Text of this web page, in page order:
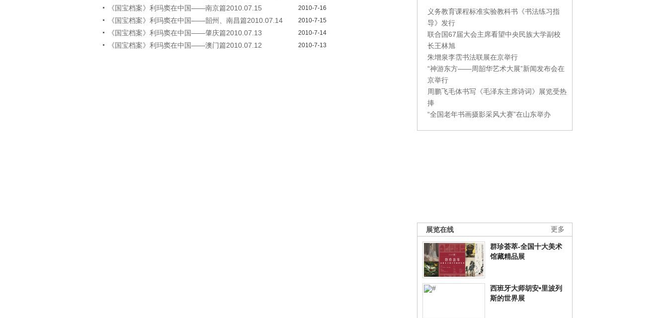
义务教育课程标准实验教科书《书法练习指
导》发行
联合国67届大会主席看望中央民族大学副校
长王林旭
朱增泉李霑书法联展在京举行
“神游东方——周韶华艺术大展”新闻发布会在
京举行
周鹏飞毛体书写《毛泽东主席诗词》展览受热
捧
“全国老年书画摄影采风大赛”在山东举办
更多
展览在线
群珍荟萃-全国十大美术
馆藏精品展
西班牙大师胡安•里波列
斯的世界展
《国宝档案》利玛窦在中国——南京篇2010.07.15 2010-7-16
《国宝档案》利玛窦在中国——韶州、南昌篇2010.07.14 2010-7-15
《国宝档案》利玛窦在中国——肇庆篇2010.07.13 2010-7-14
《国宝档案》利玛窦在中国——澳门篇2010.07.12 2010-7-13